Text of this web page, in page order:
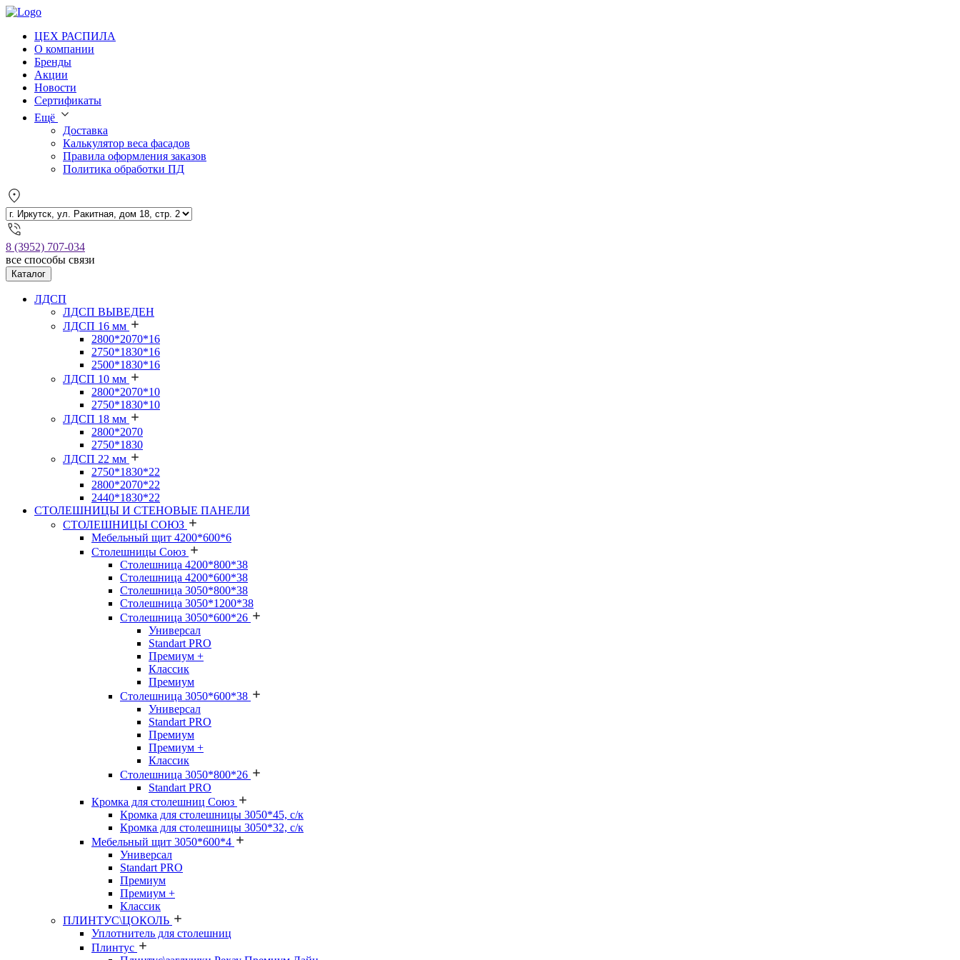
ЦЕХ РАСПИЛА
О компании
Бренды
Акции
Новости
Сертификаты
Ещё
Доставка
Калькулятор веса фасадов
Правила оформления заказов
Политика обработки ПД
8 (3952) 707-034
все способы связи
Каталог
ЛДСП
ЛДСП ВЫВЕДЕН
ЛДСП 16 мм
2800*2070*16
2750*1830*16
2500*1830*16
ЛДСП 10 мм
2800*2070*10
2750*1830*10
ЛДСП 18 мм
2800*2070
2750*1830
ЛДСП 22 мм
2750*1830*22
2800*2070*22
2440*1830*22
СТОЛЕШНИЦЫ И СТЕНОВЫЕ ПАНЕЛИ
СТОЛЕШНИЦЫ СОЮЗ
Мебельный щит 4200*600*6
Столешницы Союз
Столешница 4200*800*38
Столешница 4200*600*38
Столешница 3050*800*38
Столешница 3050*1200*38
Столешница 3050*600*26
Универсал
Standart PRO
Премиум +
Классик
Премиум
Столешница 3050*600*38
Универсал
Standart PRO
Премиум
Премиум +
Классик
Столешница 3050*800*26
Standart PRO
Кромка для столешниц Союз
Кромка для столешницы 3050*45, с/к
Кромка для столешницы 3050*32, с/к
Мебельный щит 3050*600*4
Универсал
Standart PRO
Премиум
Премиум +
Классик
ПЛИНТУС\ЦОКОЛЬ
Уплотнитель для столешниц
Плинтус